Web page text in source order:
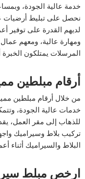
خدمة عالية الجودة،
نحصل على تبليط أرضيات
لديهم القدرة على توفير
ومهارة عالية، ومعهم
المرسلات يمتلكون
أرقام مبلطين
من خلال أرقام مبلطين
خدمات عالية الجودة،
للذهاب إلى مقر العمل،
تركيب بلاط وسيراميك
البلاط والسيراميك أثناء
ارخص مبلط